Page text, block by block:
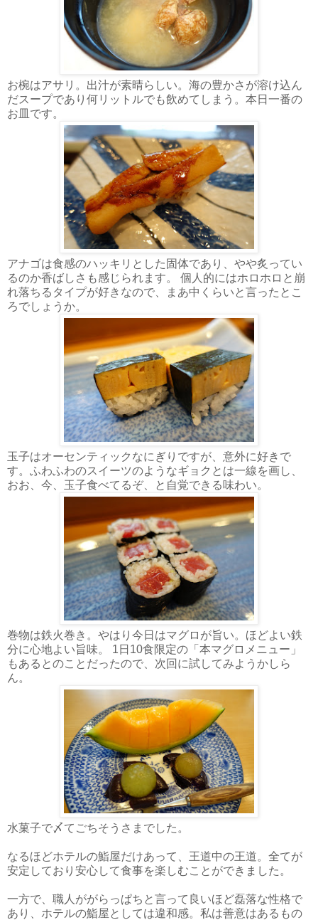
お椀はアサリ。出汁が素晴らしい。海の豊かさが溶け込ん
だスープであり何リットルでも飲めてしまう。本日一番の
お皿です。
アナゴは食感のハッキリとした固体であり、やや炙ってい
るのか香ばしさも感じられます。 個人的にはホロホロと崩
れ落ちるタイプが好きなので、まあ中くらいと言ったとこ
ろでしょうか。
玉子はオーセンティックなにぎりですが、意外に好きで
す。ふわふわのスイーツのようなギョクとは一線を画し、
おお、今、玉子食べてるぞ、と自覚できる味わい。
巻物は鉄火巻き。やはり今日はマグロが旨い。ほどよい鉄
分に心地よい旨味。 1日10食限定の「本マグロメニュー」
もあるとのことだったので、次回に試してみようかしら
ん。
水菓子で〆てごちそうさまでした。
なるほどホテルの鮨屋だけあって、王道中の王道。全てが
安定しており安心して食事を楽しむことができました。
一方で、職人ががらっぱちと言って良いほど磊落な性格で
あり、ホテルの鮨屋としては違和感。私は善意はあるもの